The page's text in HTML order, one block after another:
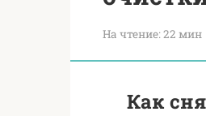
На чтение:22 мин
Как